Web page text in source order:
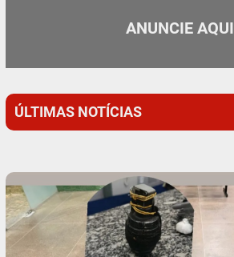
ANUNCIE AQUI
ÚLTIMAS NOTÍCIAS